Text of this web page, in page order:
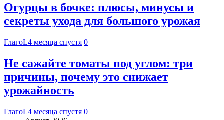
Огурцы в бочке: плюсы, минусы и
секреты ухода для большого урожая
ГлагоL4 месяца спустя 0
Не сажайте томаты под углом: три
причины, почему это снижает
урожайность
ГлагоL4 месяца спустя 0